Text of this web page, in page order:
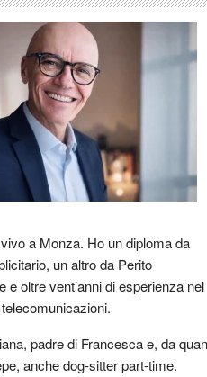
a Monza. Ho un diploma da
un altro da Perito
e oltre vent’anni di esperienza nel
padre di Francesca e, da
anche dog-sitter part-time.